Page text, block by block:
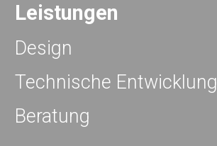
Leistungen
Design
Technische Entwicklung
Beratung